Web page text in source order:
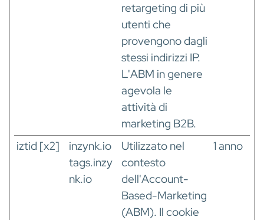
retargeting di più
utenti che
provengono dagli
stessi indirizzi IP.
L'ABM in genere
agevola le
attività di
marketing B2B.
iztid [x2]
inzynk.io
tags.inzy
nk.io
Utilizzato nel
contesto
dell'Account-
Based-Marketing
(ABM). Il cookie
1 anno